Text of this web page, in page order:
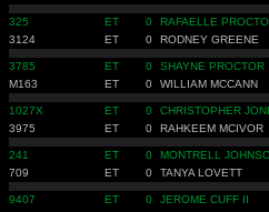
325 ET 0 RAFAELLE
3124
ET 0 RODNEY GREENE
3785 ET 0 SHAYNE PROCTOR
M163
ET 0 WILLIAM MCCANN
1027X ET 0 CHRISTOPHER
3975
ET 0 RAHKEEM MCIVOR
241 ET 0 MONTRELL
709
ET 0 TANYA LOVETT
9407 ET 0 JEROME CUFF II